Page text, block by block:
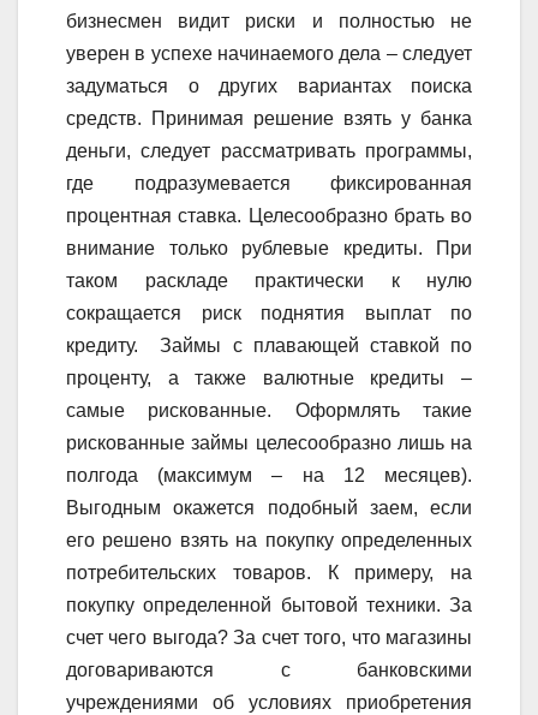
бизнесмен видит риски и полностью не
уверен в успехе начинаемого дела – следует
задуматься о других вариантах поиска
средств. Принимая решение взять у банка
деньги, следует рассматривать программы,
где подразумевается фиксированная
процентная ставка. Целесообразно брать во
внимание только рублевые кредиты. При
таком раскладе практически к нулю
сокращается риск поднятия выплат по
кредиту. Займы с плавающей ставкой по
проценту, а также валютные кредиты –
самые рискованные. Оформлять такие
рискованные займы целесообразно лишь на
полгода (максимум – на 12 месяцев).
Выгодным окажется подобный заем, если
его решено взять на покупку определенных
потребительских товаров. К примеру, на
покупку определенной бытовой техники. За
счет чего выгода? За счет того, что магазины
договариваются с банковскими
учреждениями об условиях приобретения